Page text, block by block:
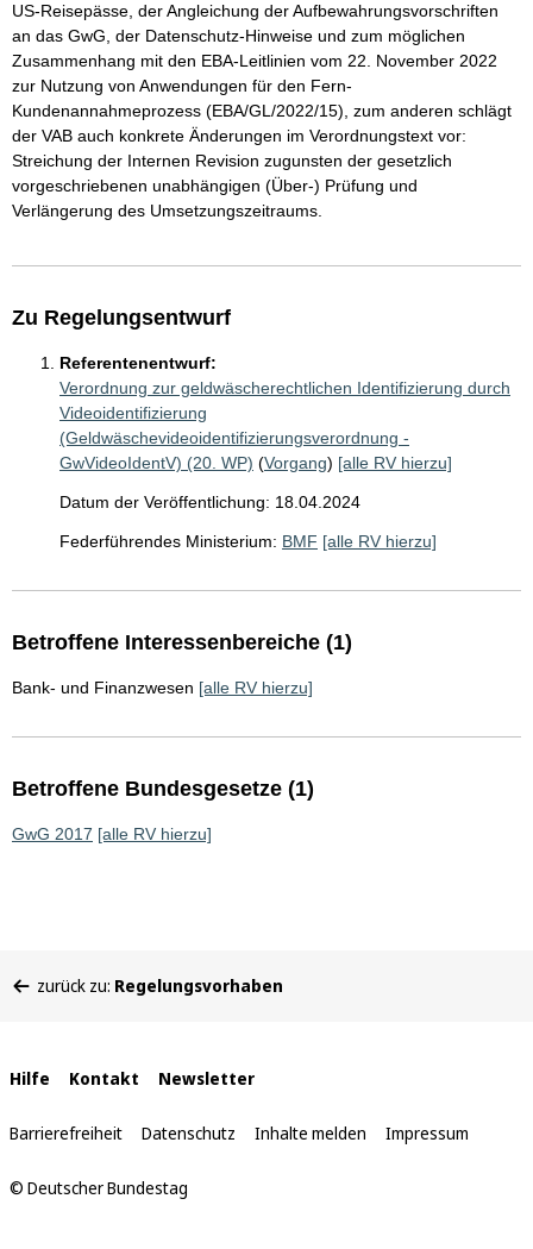
US-Reisepässe, der Angleichung der Aufbewahrungsvorschriften
an das GwG, der Datenschutz-Hinweise und zum möglichen
Zusammenhang mit den EBA-Leitlinien vom 22. November 2022
zur Nutzung von Anwendungen für den Fern-
Kundenannahmeprozess (EBA/GL/2022/15), zum anderen schlägt
der VAB auch konkrete Änderungen im Verordnungstext vor:
Streichung der Internen Revision zugunsten der gesetzlich
vorgeschriebenen unabhängigen (Über-) Prüfung und
Verlängerung des Umsetzungszeitraums.
Zu Regelungsentwurf
Referentenentwurf:
Verordnung zur geldwäscherechtlichen Identifizierung durch
Videoidentifizierung
(Geldwäschevideoidentifizierungsverordnung -
GwVideoIdentV) (20. WP) (Vorgang) [alle RV hierzu]
Datum der Veröffentlichung: 18.04.2024
Federführendes Ministerium: BMF [alle RV hierzu]
Betroffene Interessenbereiche (1)
Bank- und Finanzwesen [alle RV hierzu]
Betroffene Bundesgesetze (1)
GwG 2017 [alle RV hierzu]
befinden
zurück zu: Regelungsvorhaben
Interne
Links
Hilfe Kontakt Newsletter
Barrierefreiheit Datenschutz Inhalte melden Impressum
© Deutscher Bundestag